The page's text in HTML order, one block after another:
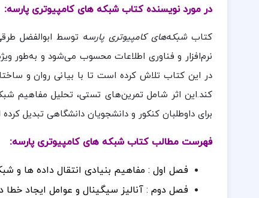
در مورد نویسنده کتاب شبکه های کامپیوتری پارسه:
کتابشبکه‌های کامپیوتری پارسه توسط ابوالفضل
نرم‌افزار و فناوری اطلاعات محسوب می‌شود و به‌طور
در این کتاب تلاش کرده است تا با بیانی روان و
کند.این اثر شامل تمرین‌های تستی، تحلیل مفاهیم
برای داوطلبان کنکور و دانشجویان دانشگاهی تبدیل
فهرست مطالب کتاب شبکه های کامپیوتری پارسه:
فصل اول : مفاهیم بنیادی انتقال داده ها و
فصل دوم : آنالیز سیگینال و عوامل ایجاد